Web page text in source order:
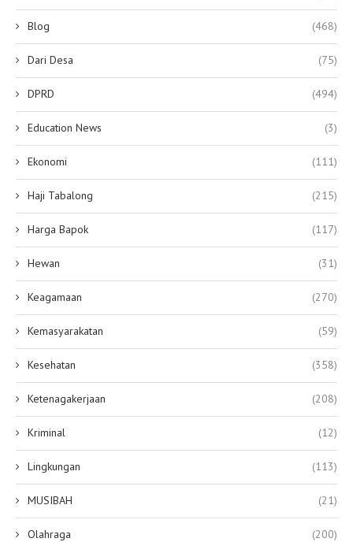
Blog (468)
Dari Desa (75)
DPRD (494)
Education News (3)
Ekonomi (111)
Haji Tabalong (215)
Harga Bapok (117)
Hewan (31)
Keagamaan (270)
Kemasyarakatan (59)
Kesehatan (358)
Ketenagakerjaan (208)
Kriminal (12)
Lingkungan (113)
MUSIBAH (21)
Olahraga (200)